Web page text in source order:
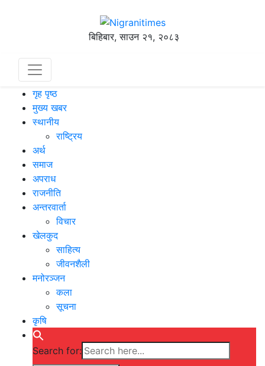
बिहिबार, साउन २१, २०८३
गृह पृष्ठ
मुख्य खबर
स्थानीय
राष्ट्रिय
अर्थ
समाज
अपराध
राजनीति
अन्तरवार्ता
विचार
खेलकुद
साहित्य
जीवनशैली
मनोरञ्जन
कला
सूचना
कृषि
Search for: